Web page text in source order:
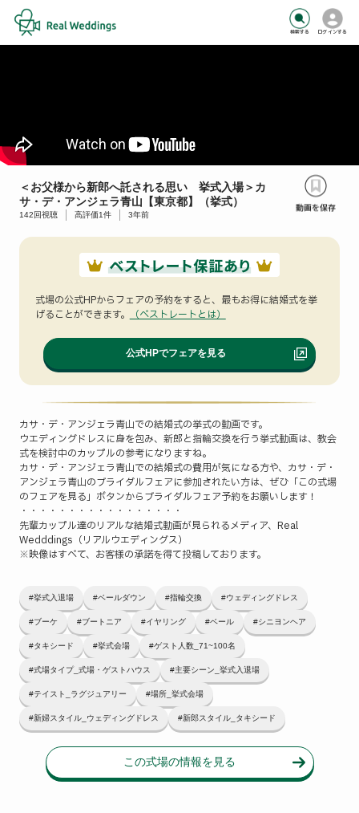
検索する ログインする
＜お父様から新郎へ託される思い 挙式入場＞カ
サ・デ・アンジェラ青山【東京都】（挙式）
142 回視聴 高評価1件 3年前
式場の公式HPからフェアの予約をすると、 最もお得に結婚式を挙
げることができます。
（ベストレートとは）
公式HPでフェアを見る
カサ・デ・アンジェラ青山での結婚式の挙式の動画です。
ウエディングドレスに身を包み、新郎と指輪交換を行う挙式動画は、教会
式を検討中のカップルの参考になりますね。
カサ・デ・アンジェラ青山での結婚式の費用が気になる方や、カサ・デ・
アンジェラ青山のブライダルフェアに参加されたい方は、ぜひ「この式場
のフェアを見る」ボタンからブライダルフェア予約をお願いします！
・・・・・・・・・・・・・・・・・
先輩カップル達のリアルな結婚式動画が見られるメディア、Real
Wedddings（リアルウエディングス）
※映像はすべて、お客様の承諾を得て投稿しております。
#挙式入退場 #ベールダウン #指輪交換 #ウェディングドレス
#ブーケ #ブートニア #イヤリング #ベール #シニヨンヘア
#タキシード #挙式会場 #ゲスト人数_71~100名
#式場タイプ_式場・ゲストハウス #主要シーン_挙式入退場
#テイスト_ラグジュアリー #場所_挙式会場
#新婦スタイル_ウェディングドレス #新郎スタイル_タキシード
この式場の情報を見る